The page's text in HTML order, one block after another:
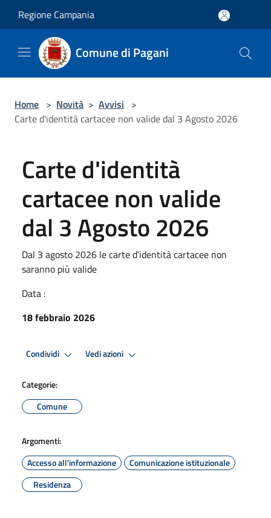
Regione Campania
Comune di Pagani
Home > Novità > Avvisi >
Carte d'identità cartacee non valide dal 3 Agosto 2026
Carte d'identità
cartacee non valide
dal 3 Agosto 2026
Dal 3 agosto 2026 le carte d'identità cartacee non
saranno più valide
Data :
18 febbraio 2026
Condividi Vedi azioni
Categorie:
Comune
Argomenti:
Accesso all'informazione
Comunicazione istituzionale
Residenza